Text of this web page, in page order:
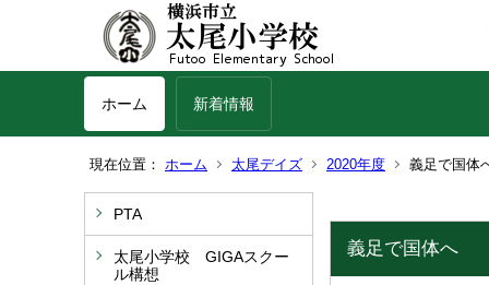
ホーム 新着情報
現在位置： ホーム 太尾デイズ 2020年度 義足で国体
PTA
太尾小学校 GIGAスクー
ル構想
義足で国体へ